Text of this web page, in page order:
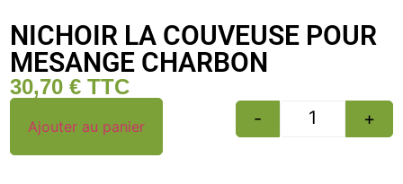
NICHOIR LA COUVEUSE POUR
MESANGE CHARBON
30,70€ TTC
- +
Ajouter au panier